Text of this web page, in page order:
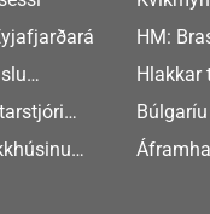
GusGus
HM:
Hlakkar
Europe
að